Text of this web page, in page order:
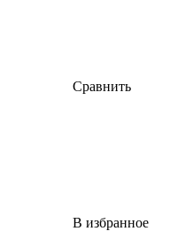
Сравнить
В избранное